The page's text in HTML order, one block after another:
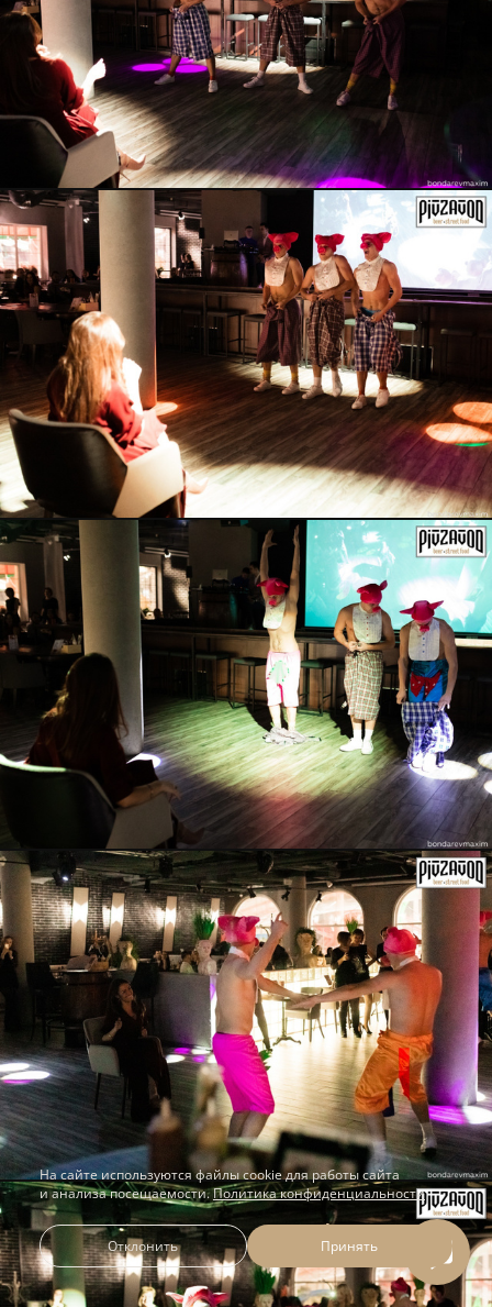
На сайте используются файлы cookie для работы сайта
и анализа посещаемости.Политика конфиденциальности
Отклонить Принять